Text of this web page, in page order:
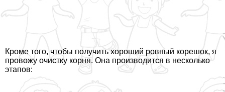
Кроме того, чтобы получить хороший ровный корешок, я
провожу очистку корня. Она производится в несколько
этапов: